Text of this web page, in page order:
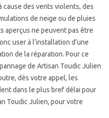
des vents violents, des
de neige ou de pluies
aperçus ne peuvent pas être
user à l’installation d’une
de la réparation. Pour ce
de Artisan Toudic Julien
dès votre appel, les
dans le plus bref délai pour
Toudic Julien, pour votre